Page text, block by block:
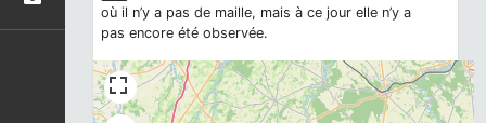
où il n’y a pas de maille, mais à ce jour elle n’y a
pas encore été observée.